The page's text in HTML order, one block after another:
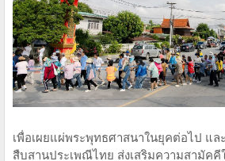
เพื่อเผยแผ่พระพุทธศาสนาในยุคต่อไป แล
สืบสานประเพณีไทย ส่งเสริมความสามัค